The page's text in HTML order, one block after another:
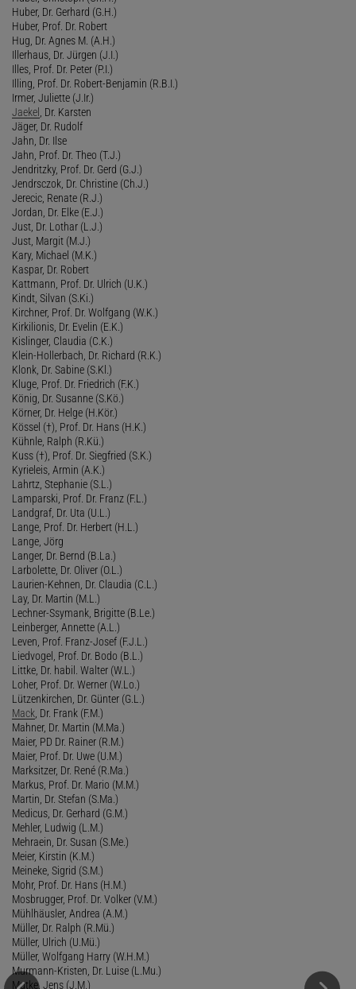
Huber, Dr. Gerhard (G.H.)
Huber, Prof. Dr. Robert
Hug, Dr. Agnes M. (A.H.)
Illerhaus, Dr. Jürgen (J.I.)
Illes, Prof. Dr. Peter (P.I.)
Illing, Prof. Dr. Robert-Benjamin (R.B.I.)
Irmer, Juliette (J.Ir.)
Jaekel , Dr. Karsten
Jäger, Dr. Rudolf
Jahn, Dr. Ilse
Jahn, Prof. Dr. Theo (T.J.)
Jendritzky, Prof. Dr. Gerd (G.J.)
Jendrsczok, Dr. Christine (Ch.J.)
Jerecic, Renate (R.J.)
Jordan, Dr. Elke (E.J.)
Just, Dr. Lothar (L.J.)
Just, Margit (M.J.)
Kary, Michael (M.K.)
Kaspar, Dr. Robert
Kattmann, Prof. Dr. Ulrich (U.K.)
Kindt, Silvan (S.Ki.)
Kirchner, Prof. Dr. Wolfgang (W.K.)
Kirkilionis, Dr. Evelin (E.K.)
Kislinger, Claudia (C.K.)
Klein-Hollerbach, Dr. Richard (R.K.)
Klonk, Dr. Sabine (S.Kl.)
Kluge, Prof. Dr. Friedrich (F.K.)
König, Dr. Susanne (S.Kö.)
Körner, Dr. Helge (H.Kör.)
Kössel (†), Prof. Dr. Hans (H.K.)
Kühnle, Ralph (R.Kü.)
Kuss (†), Prof. Dr. Siegfried (S.K.)
Kyrieleis, Armin (A.K.)
Lahrtz, Stephanie (S.L.)
Lamparski, Prof. Dr. Franz (F.L.)
Landgraf, Dr. Uta (U.L.)
Lange, Prof. Dr. Herbert (H.L.)
Lange, Jörg
Langer, Dr. Bernd (B.La.)
Larbolette, Dr. Oliver (O.L.)
Laurien-Kehnen, Dr. Claudia (C.L.)
Lay, Dr. Martin (M.L.)
Lechner-Ssymank, Brigitte (B.Le.)
Leinberger, Annette (A.L.)
Leven, Prof. Franz-Josef (F.J.L.)
Liedvogel, Prof. Dr. Bodo (B.L.)
Littke, Dr. habil. Walter (W.L.)
Loher, Prof. Dr. Werner (W.Lo.)
Lützenkirchen, Dr. Günter (G.L.)
Mack , Dr. Frank (F.M.)
Mahner, Dr. Martin (M.Ma.)
Maier, PD Dr. Rainer (R.M.)
Maier, Prof. Dr. Uwe (U.M.)
Marksitzer, Dr. René (R.Ma.)
Markus, Prof. Dr. Mario (M.M.)
Martin, Dr. Stefan (S.Ma.)
Medicus, Dr. Gerhard (G.M.)
Mehler, Ludwig (L.M.)
Mehraein, Dr. Susan (S.Me.)
Meier, Kirstin (K.M.)
Meineke, Sigrid (S.M.)
Mohr, Prof. Dr. Hans (H.M.)
Mosbrugger, Prof. Dr. Volker (V.M.)
Mühlhäusler, Andrea (A.M.)
Müller, Dr. Ralph (R.Mü.)
Müller, Ulrich (U.Mü.)
Müller, Wolfgang Harry (W.H.M.)
Murmann-Kristen, Dr. Luise (L.Mu.)
Mutke, Jens (J.M.)